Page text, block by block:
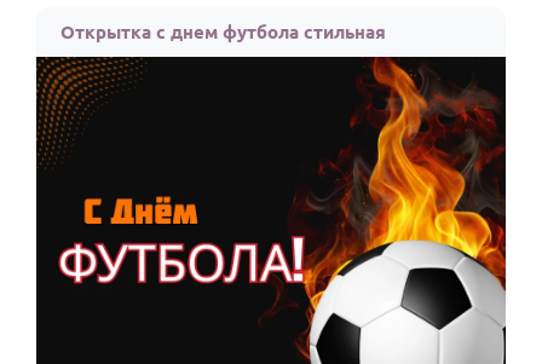
Открытка с днем футбола стильная